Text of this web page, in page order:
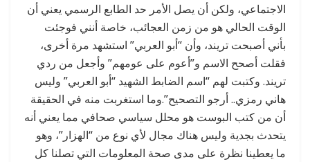
الاجتماعي، ولكن أن يصل الأمر حد الطابع الرسمي يعني أن
الوقت الحالي هو من زمن العجائب، خاصة أنني فوجئت
بأني أصبحت تريند، وأن “أبو العربي” استشهد مرة أخرى،
فقلت أصحح الاسم و”أعوم على عومهم” وأجعل من ردي
تريند. وكتبت لهم “اسم الضابط الشهيد “أبو العربي” وليس
هاني رمزي.. أرجو التصحيح”.وما استغربت منه في الحقيقة
أن من كتب البوست هو محلل سياسي صحافي مما يعني أنه
يتحدث بجدية وليس هناك مجال لأي نوع من “الهزار”، وهو
ما يعطينا نظرة على مدى صحة المعلومات التي تصلنا كل